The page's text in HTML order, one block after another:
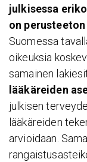
julkisessa
on perusteeton
Suomessa
oikeuksia
samainen
lääkäreiden
julkisen
lääkäreiden
arvioidaan.